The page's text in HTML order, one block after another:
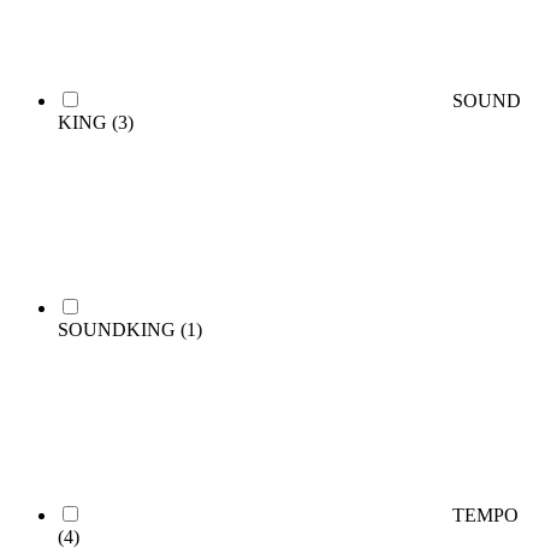
SOUND
KING (3)
SOUNDKING (1)
TEMPO
(4)